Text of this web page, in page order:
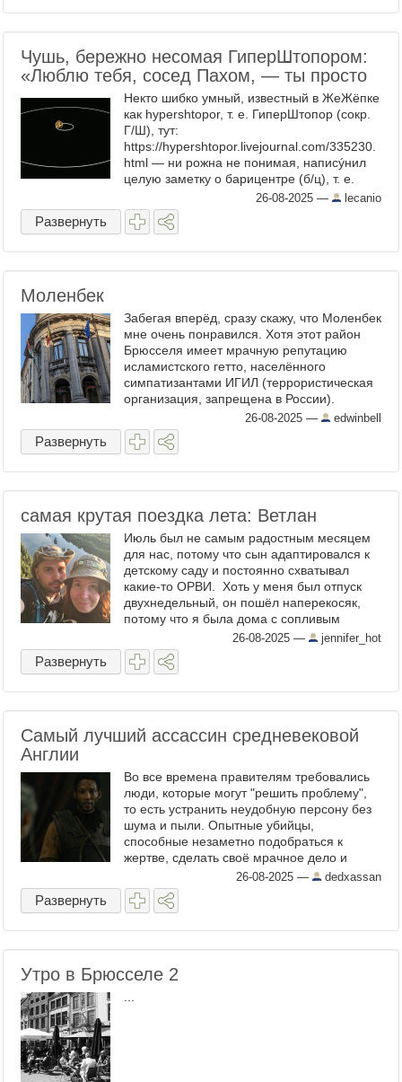
Чушь, бережно несомая ГиперШтопором:
«Люблю тебя, сосед Пахом, — ты просто
Некто шибко умный, известный в ЖеЖёпке
как hypershtopor, т. е. ГиперШтопор (сокр.
Г/Ш), тут:
https://hypershtopor.livejournal.com/335230.
html — ни рожна не понимая, написýнил
целую заметку о барицентре (б/ц), т. е.
центре масс (ц/м) системы вращающихся
относительно друг друга ...
26-08-2025 — lecanio
Развернуть
Моленбек
Забегая вперёд, сразу скажу, что Моленбек
мне очень понравился. Хотя этот район
Брюсселя имеет мрачную репутацию
исламистского гетто, населённого
симпатизантами ИГИЛ (террористическая
организация, запрещена в России).
Правда лишь то, что практически все
террористы, совершавшие терракты в ...
26-08-2025 — edwinbell
Развернуть
самая крутая поездка лета: Ветлан
Июль был не самым радостным месяцем
для нас, потому что сын адаптировался к
детскому саду и постоянно схватывал
какие-то ОРВИ. Хоть у меня был отпуск
двухнедельный, он пошёл наперекосяк,
потому что я была дома с сопливым
нашим пареньком. На работе уговорила
начальство ...
26-08-2025 — jennifer_hot
Развернуть
Самый лучший ассассин средневековой
Англии
Во все времена правителям требовались
люди, которые могут "решить проблему",
то есть устранить неудобную персону без
шума и пыли. Опытные убийцы,
способные незаметно подобраться к
жертве, сделать своё мрачное дело и
сразу исчезнуть. В свежем сериале
"Король и завоеватель", действие ...
26-08-2025 — dedxassan
Развернуть
Утро в Брюсселе 2